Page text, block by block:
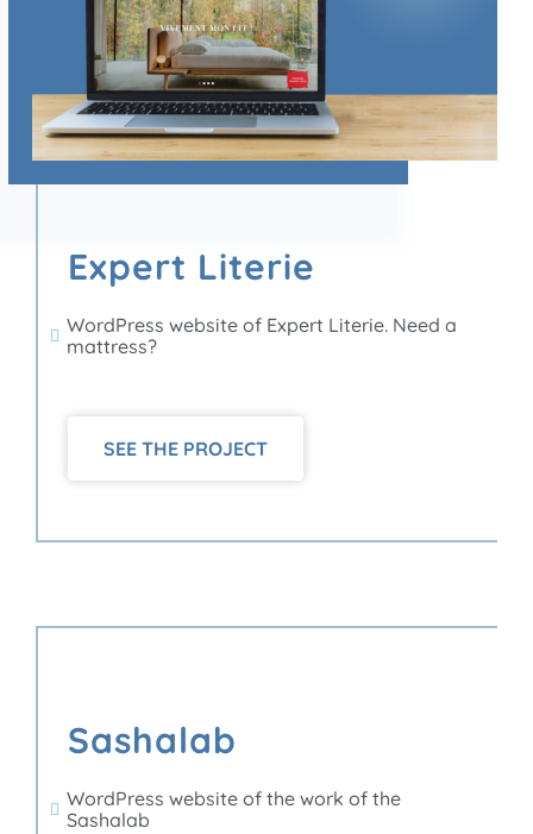
Expert Literie
WordPress website of Expert Literie. Need a
mattress?
SEE THE PROJECT
Sashalab
WordPress website of the work of the
Sashalab